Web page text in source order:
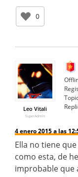
0
Leo Vitali
SuperAdmin
4 enero 2015 a las
Ella no tiene
como esta, de
improbable que